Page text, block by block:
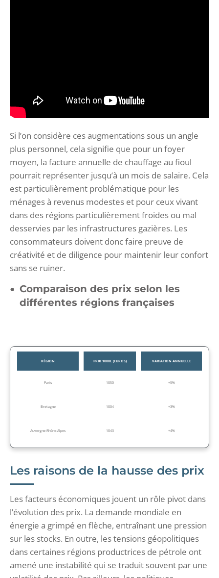
Si l’on considère ces augmentations sous un angle
plus personnel, cela signifie que pour un foyer
moyen, la facture annuelle de chauffage au fioul
pourrait représenter jusqu’à un mois de salaire. Cela
est particulièrement problématique pour les
ménages à revenus modestes et pour ceux vivant
dans des régions particulièrement froides ou mal
desservies par les infrastructures gazières. Les
consommateurs doivent donc faire preuve de
créativité et de diligence pour maintenir leur confort
sans se ruiner.
Comparaison des prix selon les
différentes régions françaises
RÉGION PRIX 1000L (EUROS) VARIATION ANNUELLE
Paris 1050 +5%
Bretagne 1004 +3%
Auvergne-Rhône-Alpes 1043 +4%
Les raisons de la hausse des prix
Les facteurs économiques jouent un rôle pivot dans
l’évolution des prix. La demande mondiale en
énergie a grimpé en flèche, entraînant une pression
sur les stocks. En outre, les tensions géopolitiques
dans certaines régions productrices de pétrole ont
amené une instabilité qui se traduit souvent par une